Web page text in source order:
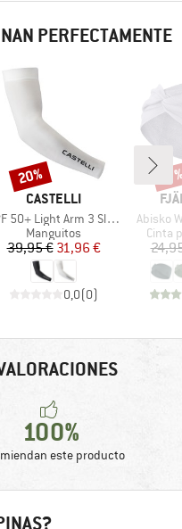
PERFECTAMENTE
MARCA
CASTELLI
50+ Light Arm 3 Sleeves
Product group
Manguitos
Precio
39,95 €Precio reducido
31,96 €
0,0(0)
Descuento
20%
Artículo
Abisko
Cinta
100%
este producto